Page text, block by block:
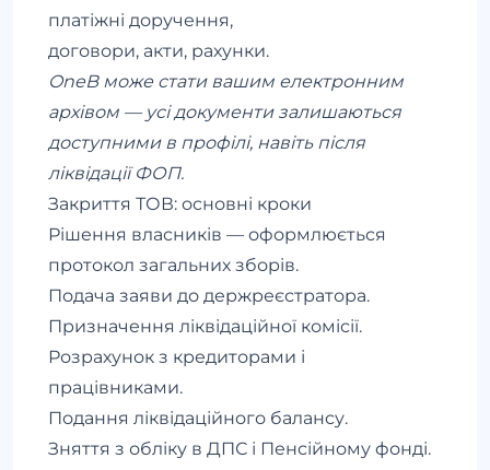
платіжні доручення,
договори, акти, рахунки.
OneB може стати вашим електронним
архівом — усі документи залишаються
доступними в профілі, навіть після
ліквідації ФОП.
Закриття ТОВ: основні кроки
Рішення власників — оформлюється
протокол загальних зборів.
Подача заяви до держреєстратора.
Призначення ліквідаційної комісії.
Розрахунок з кредиторами і
працівниками.
Подання ліквідаційного балансу.
Зняття з обліку в ДПС і Пенсійному фонді.